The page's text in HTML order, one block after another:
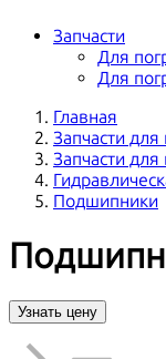
Запчасти
Для
Для
Главная
Запчасти для
Запчасти
Подшипники
Узнать цену